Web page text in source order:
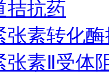
拮抗药
张素转化
张素Ⅱ受体